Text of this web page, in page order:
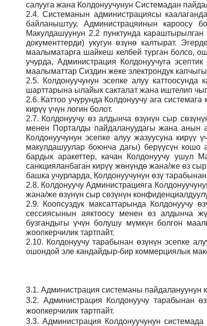
салууга жана Колдонуучунун Системадан
2.4.Системанын администрациясы
байланыштуу, Администрацяинын кароосу
Макулдашуунун 2.2 пунктунда караштырылган
документтерди) укугун өзүнө калтырат.
маалыматарга шайкеш келбей турган болсо,
учурда, Администрация Колдонуучуга
маалыматтар Сиздин жеке электрондук
2.5.
Колдонуучунун эсепке алуу
шарттарына ылайык сакталат жана иштелип
2.6. Каттоо учурунда Колдонуучу ага
кирүү үчүн логин болот.
2.7. Колдонуучу өз алдынча өзүнүн сыр
менен Порталды пайдалануудагы жана анын
Колдонуучунун эсепке алуу жазуусуна
макулдашуулар боюнча дагы) берүүсүн кошо
бардык аракеттер, качан Колдонуучу ушул
санкцияланбаган кирүү жөнүндө жана/же өз
башка учурларда, Колдонуучунун өзү
2.8. Колдонуучу Администрацияга
жана/же өзүнүн сыр сөзүнүн
2.9. Коопсуздук максаттарында Колдонуучу
сессиясынын аяктоосу менен өз алдынча
бузгандыгы үчүн болушу мүмкүн болгон
жоопкерчилик тартпайт.
2.10. Колдонуучу тарабынан өзүнүн эсепке
ошондой эле кандайдыр-бир коммерциялык
3.1. Администрация системаны пайдалануунун
3.2. Администрация
Колдонуучу тарабынан
жоопкерчилик тартпайт.
3.3.Администрация Колдонуучунун